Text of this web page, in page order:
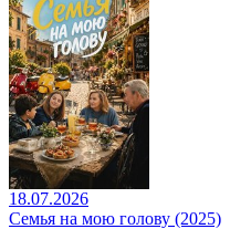
18.07.2026
Семья на мою голову (2025)